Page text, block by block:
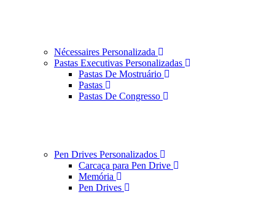
Nécessaires Personalizada
Pastas Executivas Personalizadas
Pastas De Mostruário
Pastas
Pastas De Congresso
Pen Drives Personalizados
Carcaça para Pen Drive
Memória
Pen Drives